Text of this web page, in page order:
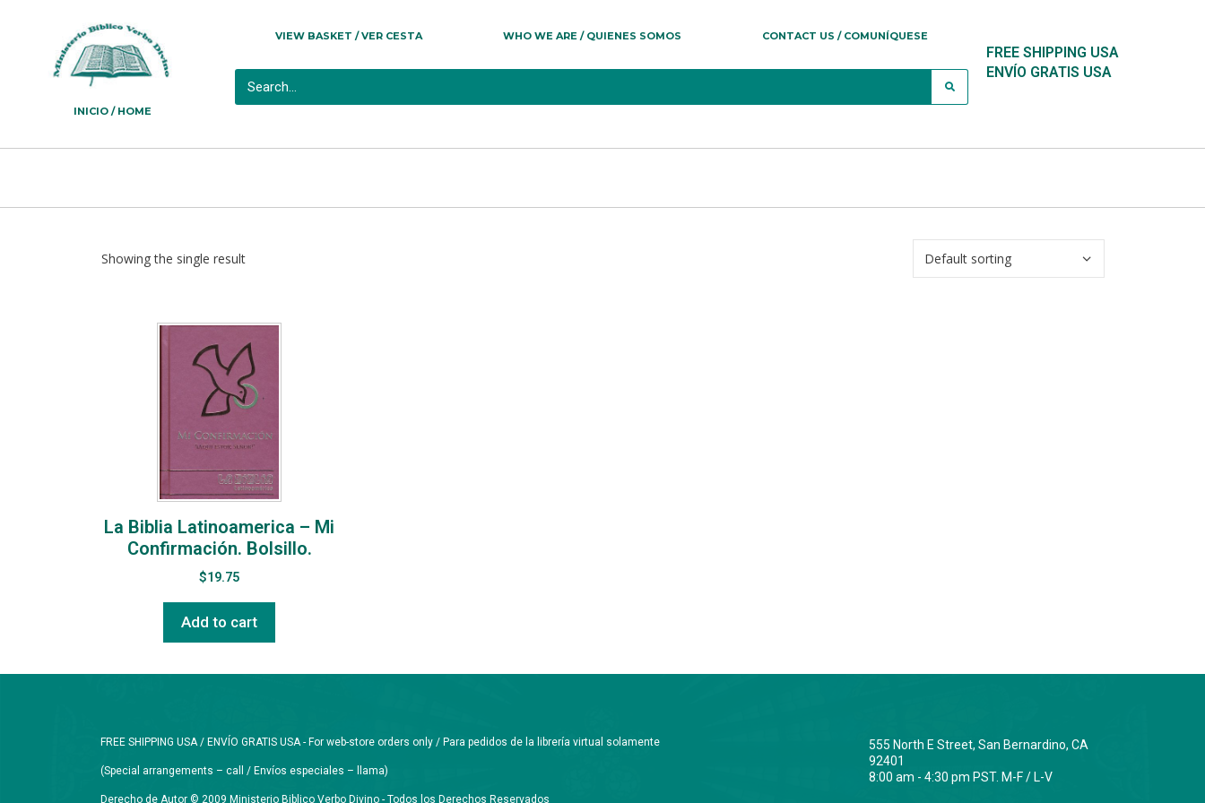
INICIO / HOME
VIEW BASKET / VER CESTA WHO WE ARE / QUIENES SOMOS CONTACT US / COMUNÍQUESE
FREE SHIPPING USA
ENVÍO GRATIS USA
Showing the single result
La Biblia Latinoamerica – Mi
Confirmación. Bolsillo.
$19.75
Add to cart
FREE SHIPPING USA / ENVÍO GRATIS USA - For web-store orders only / Para pedidos de la librería virtual solamente
(Special arrangements – call / Envíos especiales – llama)
Derecho de Autor © 2009 Ministerio Biblico Verbo Divino - Todos los Derechos Reservados
555 North E Street, San Bernardino, CA
92401
8:00 am - 4:30 pm PST. M-F / L-V